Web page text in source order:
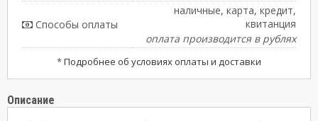
Способы оплаты
наличные, карта, кредит,
квитанция
оплата производится в рублях
*Подробнее об условиях оплаты и доставки
Описание